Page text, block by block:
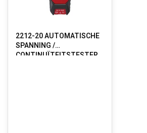
2212-20 AUTOMATISCHE
SPANNING /
CONTINUÏTEITSTESTER